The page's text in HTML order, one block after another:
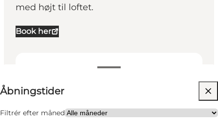
med højt til loftet.
Book her
Åbningstider
Filtrér efter måned
Besøg hjemmeside